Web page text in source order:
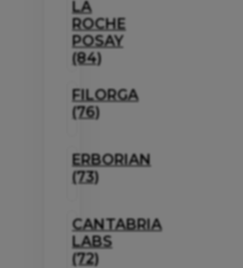
LA
ROCHE
POSAY
(84)
FILORGA
(76)
ERBORIAN
(73)
CANTABRIA
LABS
(72)